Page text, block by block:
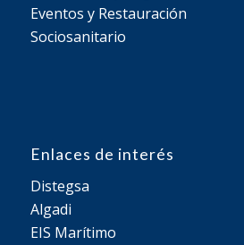
Eventos y Restauración
Sociosanitario
Enlaces de interés
Distegsa
Algadi
EIS Marítimo